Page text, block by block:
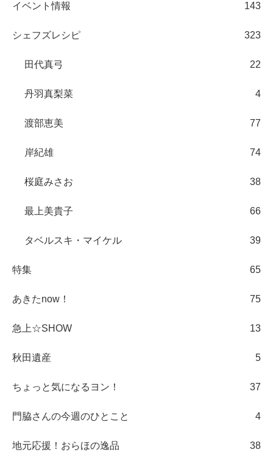
イベント情報 143
シェフズレシピ 323
田代真弓 22
丹羽真梨菜 4
渡部恵美 77
岸紀雄 74
桜庭みさお 38
最上美貴子 66
タベルスキ・マイケル 39
特集 65
あきたnow！ 75
急上☆SHOW 13
秋田遺産 5
ちょっと気になるヨン！ 37
門脇さんの今週のひとこと 4
地元応援！おらほの逸品 38